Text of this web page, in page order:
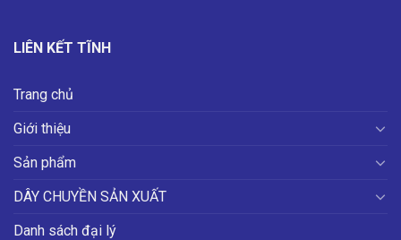
LIÊN KẾT TĨNH
Trang chủ
Giới thiệu
Sản phẩm
DÂY CHUYỀN SẢN XUẤT
Danh sách đại lý